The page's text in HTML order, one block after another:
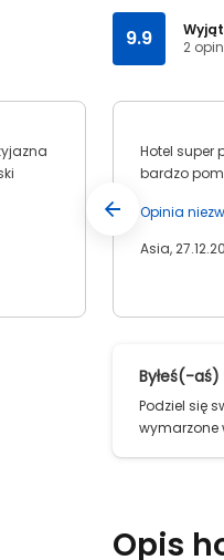
9.9
2
Hotel super
bardzo
Opinia
Asia,
Byłeś(-
Podziel się
wymarzone
Opis